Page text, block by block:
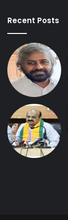
Recent Posts